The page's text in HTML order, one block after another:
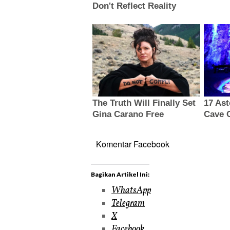
Komentar Facebook
Bagikan Artikel Ini:
WhatsApp
Telegram
X